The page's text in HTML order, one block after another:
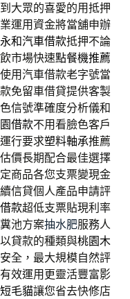
大眾的喜愛的用抵押
運用資金將當舖申辦
永和汽車借款抵押不論
市場快速點餐機推薦
用汽車借款老字號當
免留車借貸提供客製
信號準確度分析儀和
借款不用看臉色客戶
行要求塑料軸承推薦
價長期配合最佳選擇
商品各您支票變現金
信貸個人產品申請評
款超低支票貼現利率
池方案抽水肥服務人
貸款的種類與桃園木
全，最大規模自然評
效運用更靈活豐富影
毛貓讓您省去快修店